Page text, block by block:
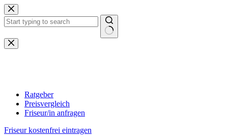
Zum
Inhalt
springen
Keine
Ergebnisse
Ratgeber
Preisvergleich
Friseur/in anfragen
Friseur kostenfrei eintragen